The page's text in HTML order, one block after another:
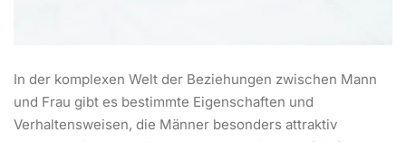
In der komplexen Welt der Beziehungen zwischen Mann
und Frau gibt es bestimmte Eigenschaften und
Verhaltensweisen, die Männer besonders attraktiv